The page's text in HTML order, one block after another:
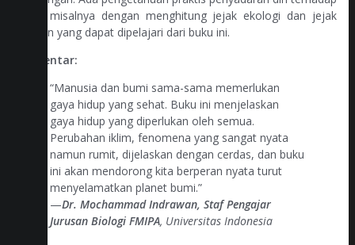
alam misalnya dengan menghitung jejak ekologi dan jejak
karbon yang dapat dipelajari dari buku ini.
Komentar:
“Manusia dan bumi sama-sama memerlukan
gaya hidup yang sehat. Buku ini menjelaskan
gaya hidup yang diperlukan oleh semua.
Perubahan iklim, fenomena yang sangat nyata
namun rumit, dijelaskan dengan cerdas, dan buku
ini akan mendorong kita berperan nyata turut
menyelamatkan planet bumi.”
—Dr. Mochammad Indrawan, Staf Pengajar
Jurusan Biologi FMIPA, Universitas Indonesia